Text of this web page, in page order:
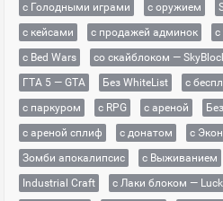
с Голодными играми
с оружием
с кейсами
с продажей админок
с Bed Wars
со скайблоком —
ГТА 5 — GTA
Без WhiteList
с
с паркуром
с RPG с ареной
с ареной сплиф
с донатом с
Зомби апокалипсис
с Выживанием
Industrial Craft
с Лаки блоком —